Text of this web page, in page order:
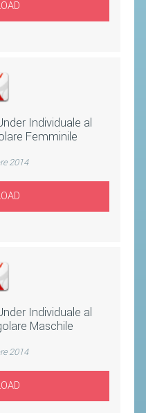
Individuale al
Femminile
2014
Individuale al
Maschile
2014
CAMPIONATI ITALIANI
A SQUADRE
NAZIONALI
TORNEI